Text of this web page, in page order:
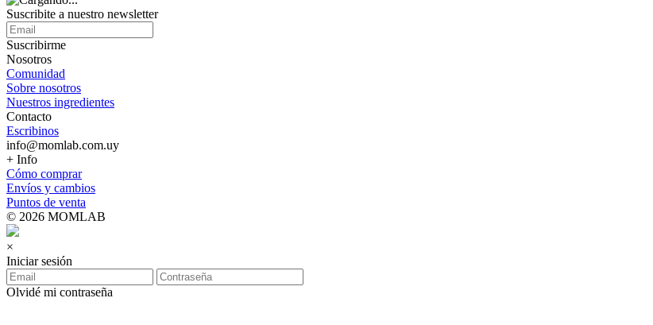
Suscribite a nuestro newsletter
Suscribirme
Nosotros
Comunidad
Sobre nosotros
Nuestros ingredientes
Contacto
Escribinos
info@momlab.com.uy
+ Info
Cómo comprar
Envíos y cambios
Puntos de venta
© 2026 MOMLAB
×
Iniciar sesión
Olvidé mi contraseña